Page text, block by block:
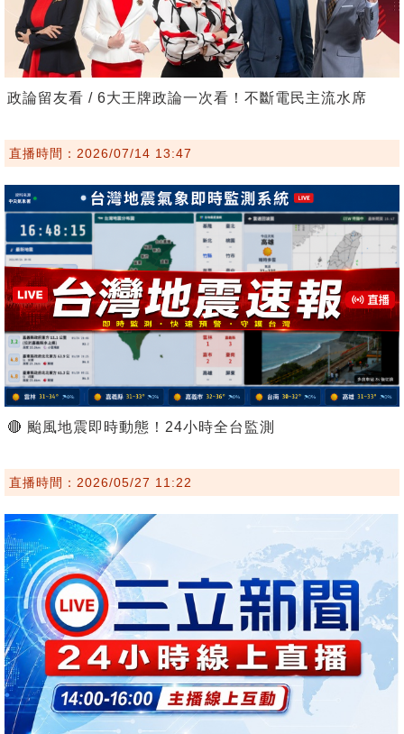
政論留友看 / 6大王牌政論一次看！不斷電民主流水席
直播時間：2026/07/14 13:47
🔴 颱風地震即時動態！24小時全台監測
直播時間：2026/05/27 11:22